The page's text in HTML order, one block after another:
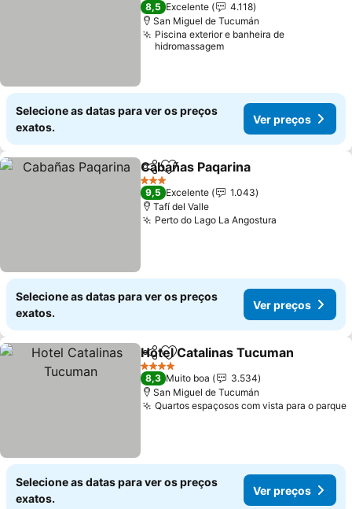
8,5 Excelente
4.118
San Miguel de Tucumán
Piscina exterior e banheira de
hidromassagem
Selecione as datas para ver os preços
exatos.
Ver preços
PartilharAdicionar aos favoritos
Cabañas Paqarina
3 Estrelas
9,5 Excelente
1.043
Tafí del Valle
Perto do Lago La Angostura
Selecione as datas para ver os preços
exatos.
Ver preços
PartilharAdicionar aos favoritos
Hotel Catalinas Tucuman
4 Estrelas
8,3 Muito boa
3.534
San Miguel de Tucumán
Quartos espaçosos com vista para o parque
Selecione as datas para ver os preços
exatos.
Ver preços